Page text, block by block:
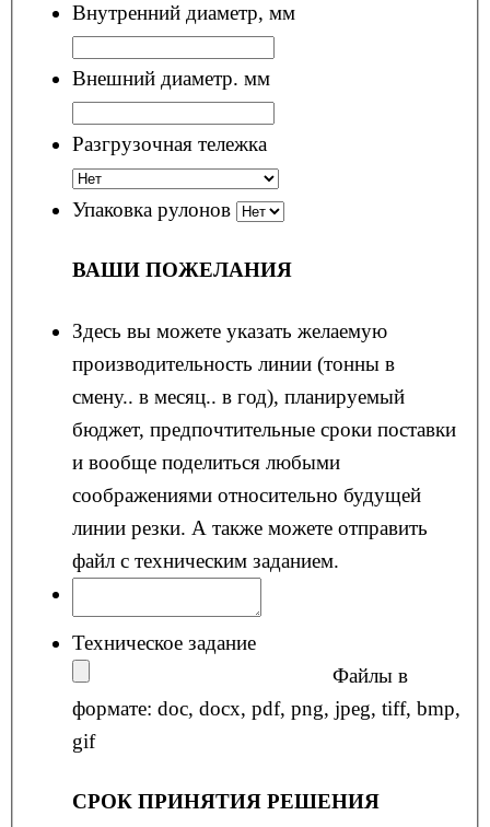
Внутренний диаметр, мм
Внешний диаметр. мм
Разгрузочная тележка
Упаковка рулонов
ВАШИ ПОЖЕЛАНИЯ
Здесь вы можете указать желаемую
производительность линии (тонны в
смену.. в месяц.. в год), планируемый
бюджет, предпочтительные сроки поставки
и вообще поделиться любыми
соображениями относительно будущей
линии резки. А также можете отправить
файл с техническим заданием.
Техническое задание
Файлы в
формате: doc, docx, pdf, png, jpeg, tiff, bmp,
gif
СРОК ПРИНЯТИЯ РЕШЕНИЯ